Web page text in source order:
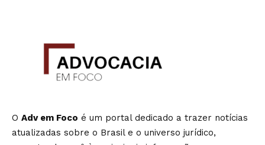
O Adv em Foco é um portal dedicado a trazer notícias
atualizadas sobre o Brasil e o universo jurídico,